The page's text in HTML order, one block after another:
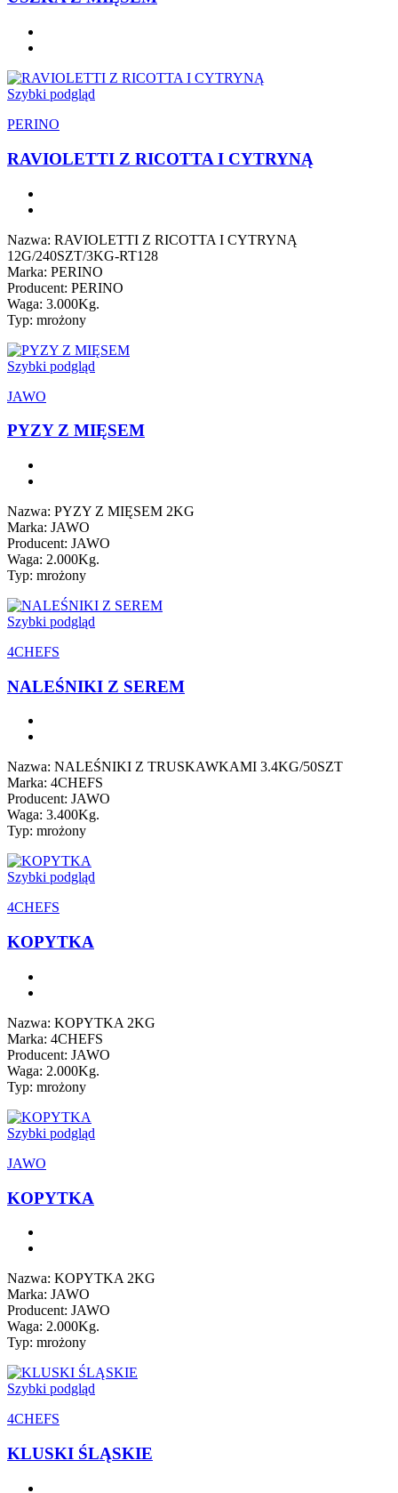
Szybki podgląd
PERINO
RAVIOLETTI Z RICOTTA I CYTRYNĄ
Nazwa: RAVIOLETTI Z RICOTTA I CYTRYNĄ
12G/240SZT/3KG-RT128
Marka: PERINO
Producent: PERINO
Waga: 3.000Kg.
Typ: mrożony
Szybki podgląd
JAWO
PYZY Z MIĘSEM
Nazwa: PYZY Z MIĘSEM 2KG
Marka: JAWO
Producent: JAWO
Waga: 2.000Kg.
Typ: mrożony
Szybki podgląd
4CHEFS
NALEŚNIKI Z SEREM
Nazwa: NALEŚNIKI Z TRUSKAWKAMI 3.4KG/50SZT
Marka: 4CHEFS
Producent: JAWO
Waga: 3.400Kg.
Typ: mrożony
Szybki podgląd
4CHEFS
KOPYTKA
Nazwa: KOPYTKA 2KG
Marka: 4CHEFS
Producent: JAWO
Waga: 2.000Kg.
Typ: mrożony
Szybki podgląd
JAWO
KOPYTKA
Nazwa: KOPYTKA 2KG
Marka: JAWO
Producent: JAWO
Waga: 2.000Kg.
Typ: mrożony
Szybki podgląd
4CHEFS
KLUSKI ŚLĄSKIE